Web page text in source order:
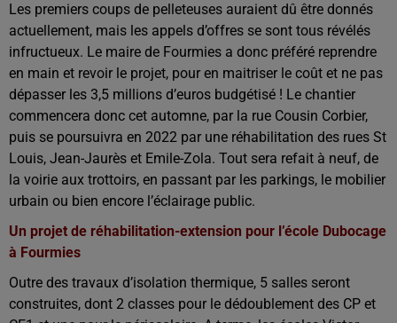
Les premiers coups de pelleteuses auraient dû être donnés
actuellement, mais les appels d’offres se sont tous révélés
infructueux. Le maire de Fourmies a donc préféré reprendre
en main et revoir le projet, pour en maitriser le coût et ne pas
dépasser les 3,5 millions d’euros budgétisé ! Le chantier
commencera donc cet automne, par la rue Cousin Corbier,
puis se poursuivra en 2022 par une réhabilitation des rues St
Louis, Jean-Jaurès et Emile-Zola. Tout sera refait à neuf, de
la voirie aux trottoirs, en passant par les parkings, le mobilier
urbain ou bien encore l’éclairage public.
Un projet de réhabilitation-extension pour l’école Dubocage
à Fourmies
Outre des travaux d’isolation thermique, 5 salles seront
construites, dont 2 classes pour le dédoublement des CP et